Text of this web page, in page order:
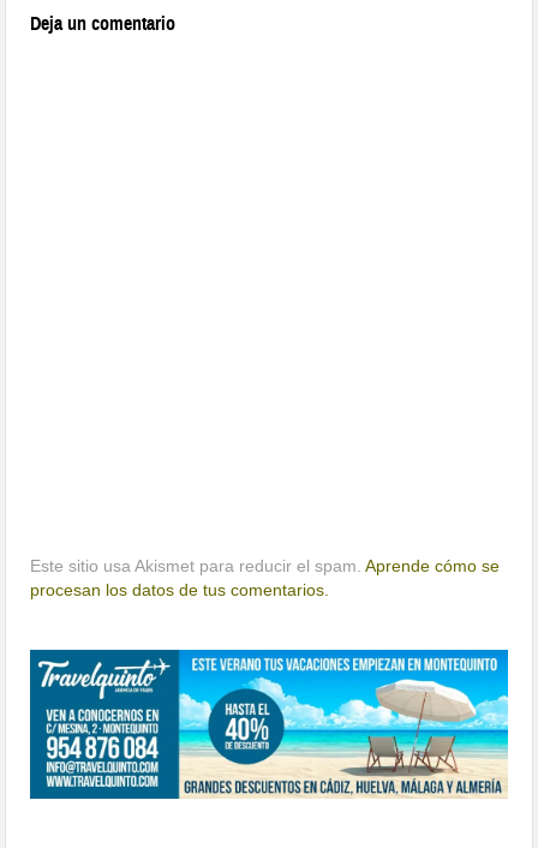
Deja un comentario
Este sitio usa Akismet para reducir el spam.Aprende cómo se
procesan los datos de tus comentarios.